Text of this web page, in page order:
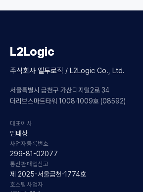
L2Logic
주식회사 엘투로직 / L2Logic Co., Ltd.
서울특별시 금천구 가산디지털2로 34
더리브스마트타워 1008·1009호 (08592)
대표이사
임태상
사업자등록번호
299-81-02077
통신판매업신고
제 2025-서울금천-1774호
호스팅사업자